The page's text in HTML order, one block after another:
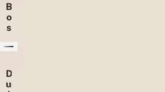
B
o
s
e
D
u